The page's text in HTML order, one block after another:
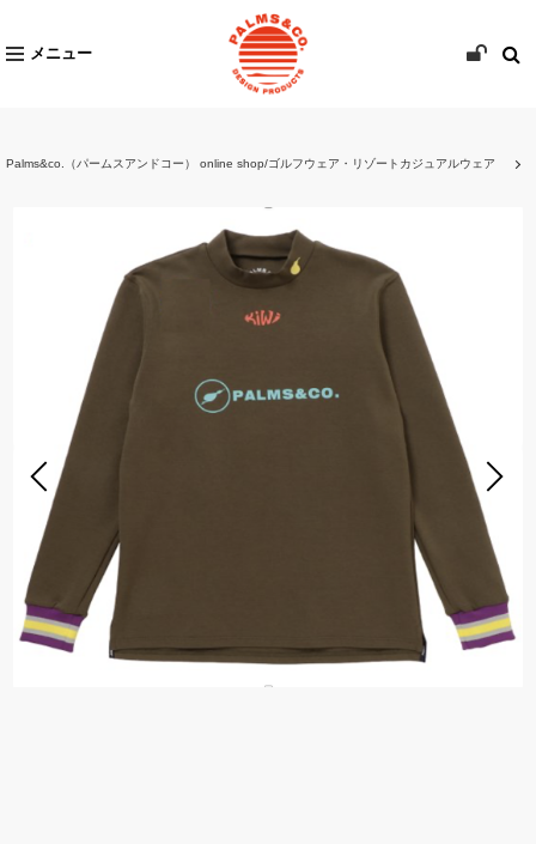
メニュー
Palms&co.（パームスアンドコー） online shop/ゴルフウェア・リゾートカジュアルウェア